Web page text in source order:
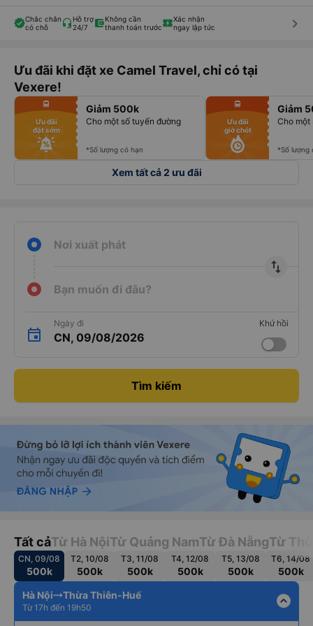
Chắc chắn
có chỗ
Hỗ trợ
24/7
Không cần
thanh toán trước
Xác nhận
ngay lập tức
keyboard_arrow_right
Ưu đãi khi đặt xe Camel Travel, chỉ có tại
Vexere!
fiber_manual_record
fiber_manual_record
fiber_manual_record
fiber_manual_record
fiber_manual_record
fiber_manual_record
fiber_manual_record
directions_bus
Ưu đãi
đặt sớm
Giảm 500k
Cho một số tuyến đường
*Số lượng có hạn
fiber_manual_record
fiber_manual_record
fiber_manual_record
fiber_manual_record
fiber_manual_record
fiber_manual_record
fiber_manual_record
directions_bus
Ưu đãi
giờ chót
Giảm
Cho một
*Số lượng
Xem tất cả 2 ưu đãi
Nơi xuất phát
import_export
Bạn muốn đi đâu?
Ngày đi
CN, 09/08/2026
Khứ hồi
Tìm kiếm
Tất cảTừ Hà NộiTừ Quảng NamTừ Đà NẵngTừ
CN, 09/08
500k
T2, 10/08
500k
T3, 11/08
500k
T4, 12/08
500k
T5, 13/08
500k
T6, 14/08
500k
Hà Nội
Thừa Thiên-Huế
Từ 17h đến 19h50 expand_less